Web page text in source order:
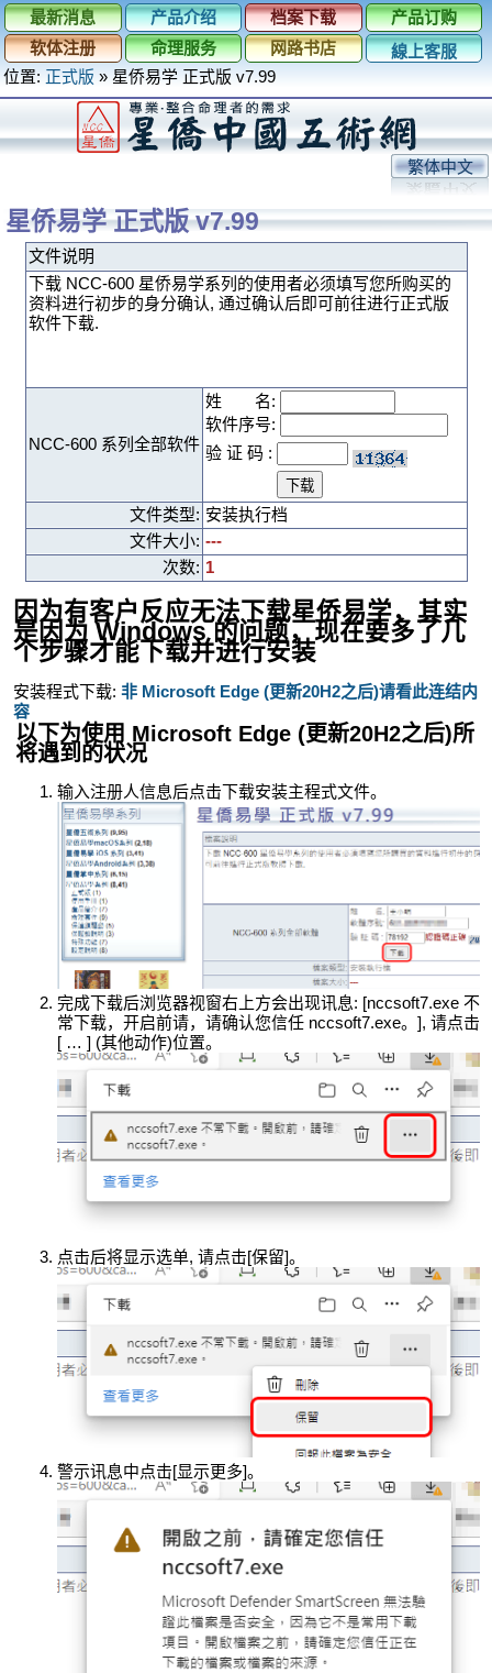
最新消息 产品介绍 档案下载
产品订购
软体注册
命理服务 网路书店
線上客服
位置: 正式版 » 星侨易学 正式版 v7.99
繁体中文
星侨易学 正式版 v7.99
文件说明
下载 NCC-600 星侨易学系列的使用者必须填写您所购买的
资料进行初步的身分确认, 通过确认后即可前往进行正式版
软件下载.
NCC-600 系列全部软件
姓 名:
软件序号:
验 证 码 :
文件类型: 安装执行档
文件大小: ---
次数: 1
因为有客户反应无法下载星侨易学，其实
是因为 Windows 的问题，现在要多了几
个步骤才能下载并进行安装
安装程式下载: 非 Microsoft Edge (更新20H2之后)请看此连结内
容
以下为使用 Microsoft Edge (更新20H2之后)所
将遇到的状况
输入注册人信息后点击下载安装主程式文件。
完成下载后浏览器视窗右上方会出现讯息: [nccsoft7.exe 不
常下载，开启前请，请确认您信任 nccsoft7.exe。], 请点击
[ … ] (其他动作)位置。
点击后将显示选单, 请点击[保留]。
警示讯息中点击[显示更多]。